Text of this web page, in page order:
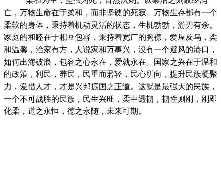
亡，万物生命在于柔和，而非坚硬的死寂。 万物生存都有一个
柔软的身体，秉持着机动灵活的状态，生机勃勃，游刃有余。
家庭的和睦在于相互包容，秉持着宽广的胸襟，爱屋及乌，柔
和温馨，治家有方，人说家和万事兴，没有一个避风的港口，
如何出海破浪，包容之心永在，爱就永在。
国家之兴在于温和
的政策，利民，养民，民重而君轻，民心所向，提升民族凝聚
力，爱惜人才，才是兴邦振国之正道。 这就是最强大的民族，
一个不可战胜的民族，民生兴旺，柔中透韧，韧性则刚，刚即
化柔，道之永恒，德之永随，未来可期。